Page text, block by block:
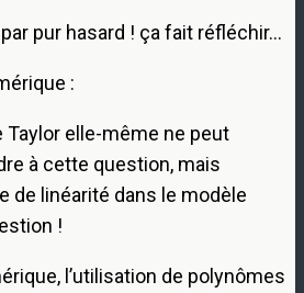
pur hasard ! ça fait réfléchir…
:
Taylor elle-même ne peut
à cette question, mais
de linéarité dans le modèle
!
l’utilisation de polynômes